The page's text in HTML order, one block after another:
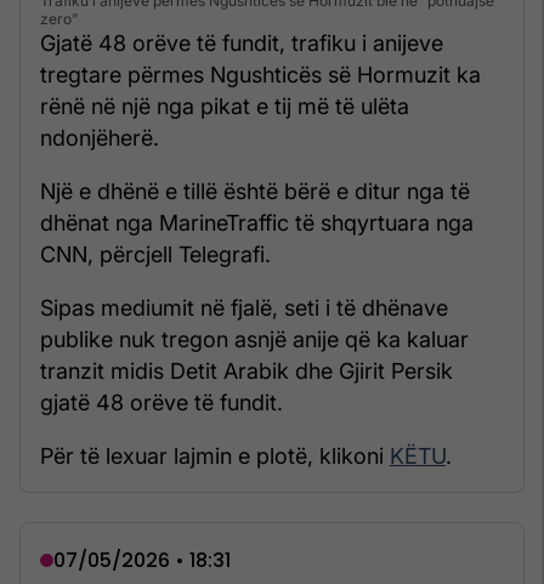
zero”
Gjatë 48 orëve të fundit, trafiku i anijeve
tregtare përmes Ngushticës së Hormuzit ka
rënë në një nga pikat e tij më të ulëta
ndonjëherë.
Një e dhënë e tillë është bërë e ditur nga të
dhënat nga MarineTraffic të shqyrtuara nga
CNN, përcjell Telegrafi.
Sipas mediumit në fjalë, seti i të dhënave
publike nuk tregon asnjë anije që ka kaluar
tranzit midis Detit Arabik dhe Gjirit Persik
gjatë 48 orëve të fundit.
Për të lexuar lajmin e plotë, klikoni KËTU.
07/05/2026 • 18:31